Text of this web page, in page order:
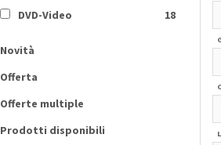
DVD-Video
18
Novità
Offerta
Offerte multiple
Prodotti disponibili